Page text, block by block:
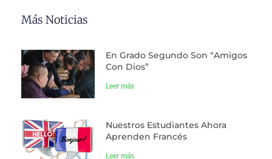
Más Noticias
En Grado Segundo Son “Amigos
Con Dios”
Leer más
Nuestros Estudiantes Ahora
Aprenden Francés
Leer más